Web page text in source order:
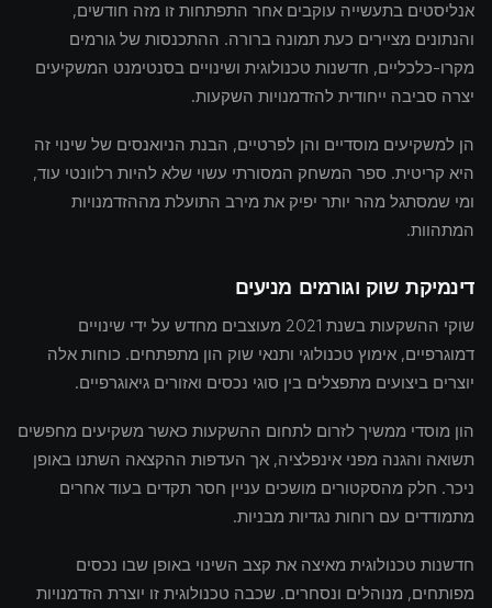
אנליסטים בתעשייה עוקבים אחר התפתחות זו מזה חודשים,
והנתונים מציירים כעת תמונה ברורה. ההתכנסות של גורמים
מקרו-כלכליים, חדשנות טכנולוגית ושינויים בסנטימנט המשקיעים
יצרה סביבה ייחודית להזדמנויות השקעות.
הן למשקיעים מוסדיים והן לפרטיים, הבנת הניואנסים של שינוי זה
היא קריטית. ספר המשחק המסורתי עשוי שלא להיות רלוונטי עוד,
ומי שמסתגל מהר יותר יפיק את מירב התועלת מההזדמנויות
המתהוות.
דינמיקת שוק וגורמים מניעים
שוקי ההשקעות בשנת 2021 מעוצבים מחדש על ידי שינויים
דמוגרפיים, אימוץ טכנולוגי ותנאי שוק הון מתפתחים. כוחות אלה
יוצרים ביצועים מתפצלים בין סוגי נכסים ואזורים גיאוגרפיים.
הון מוסדי ממשיך לזרום לתחום ההשקעות כאשר משקיעים מחפשים
תשואה והגנה מפני אינפלציה, אך העדפות ההקצאה השתנו באופן
ניכר. חלק מהסקטורים מושכים עניין חסר תקדים בעוד אחרים
מתמודדים עם רוחות נגדיות מבניות.
חדשנות טכנולוגית מאיצה את קצב השינוי באופן שבו נכסים
מפותחים, מנוהלים ונסחרים. שכבה טכנולוגית זו יוצרת הזדמנויות